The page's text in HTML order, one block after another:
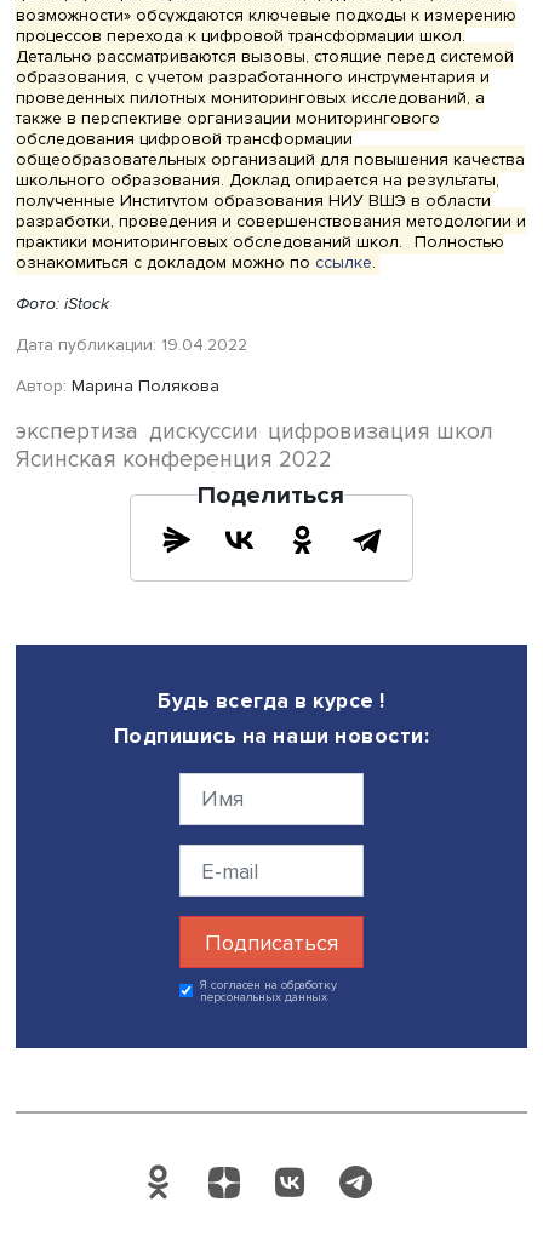
Научный сотрудникЛаборатории цифровой
образования Ирина Дворецкаярассказала о
механике мониторинга. По ее словам, переход с
цифровизации на другой может быть задачей
простой, решаемой в ближайшей перспективе, а может
годы. При этом довольно существенными оказываются
«неочевидные моменты», как, например, наличие у
дополнительных средств, времени у учителей и
поддержки со стороны системы образования.
В докладе «Измерение перехода школы к цифровой
возможности» обсуждаются ключевые подходы к
процессов перехода к цифровой трансформации школ.
образования, с учетом разработанного
также в перспективе организации мониторингового
обследования цифровой трансформации
школьного образования. Доклад опирается на
полученные Институтом образования НИУ ВШЭ в
разработки, проведения и совершенствования
практики мониторинговых обследований школ.
Фото: iStock
Дата публикации: 19.04.2022
Марина Полякова
дискуссии
Ясинская конференция 2022
Поделиться
Будь всегда в курсе !